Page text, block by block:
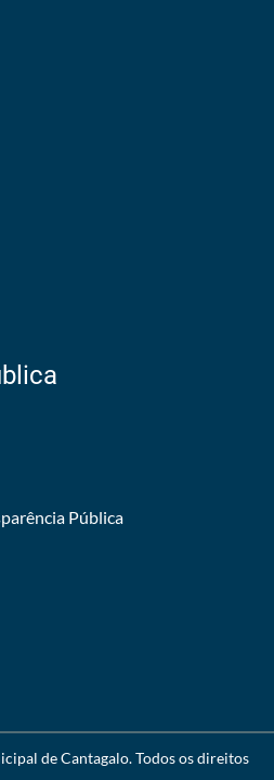
Pública
de Cantagalo. Todos os direitos